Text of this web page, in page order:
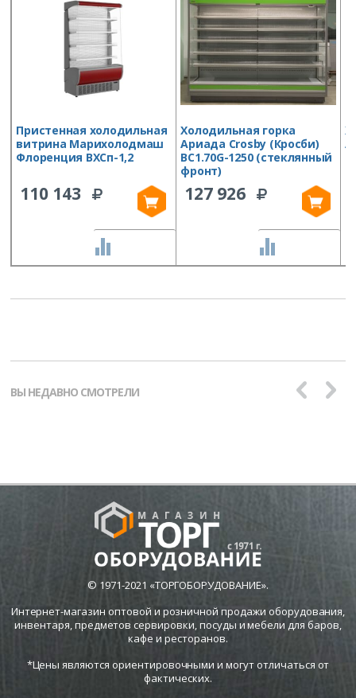
Пристенная холодильная
витрина Марихолодмаш
Флоренция ВХСп-1,2
110 143
Холодильная горка
Ариада Crosby (Кросби)
ВС1.70G-1250 (стеклянный
фронт)
127 926
ВЫ НЕДАВНО СМОТРЕЛИ
© 1971-2021 «ТОРГОБОРУДОВАНИЕ».
Интернет-магазин оптовой и розничной продажи оборудования,
инвентаря, предметов сервировки, посуды и мебели для баров,
кафе и ресторанов.
*Цены являются ориентировочными и могут отличаться от
фактических.